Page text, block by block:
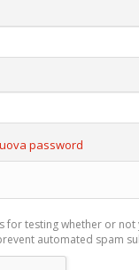
password
for testing whether or not
automated spam